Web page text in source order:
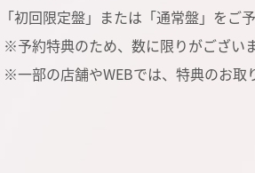
「初回限定盤」または「通常盤」をご
※予約特典のため、数に限りがござい
※一部の店舗やWEBでは、特典のお取